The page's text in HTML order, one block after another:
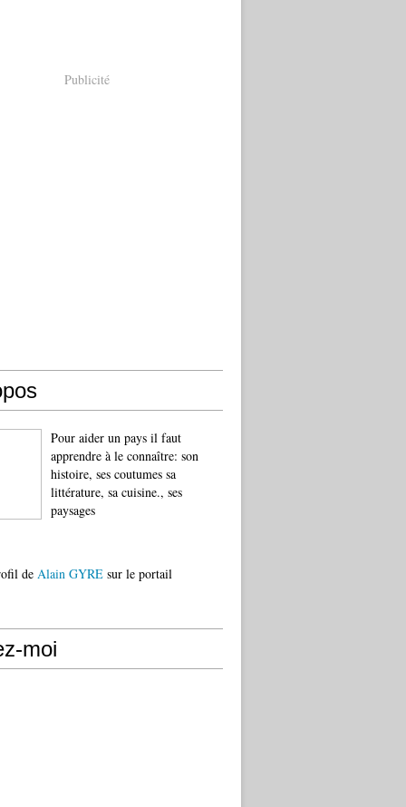
Publicité
Pour aider un pays il faut
apprendre à le connaître: son
histoire, ses coutumes sa
littérature, sa cuisine., ses
paysages
de Alain GYRE sur le portail
moi